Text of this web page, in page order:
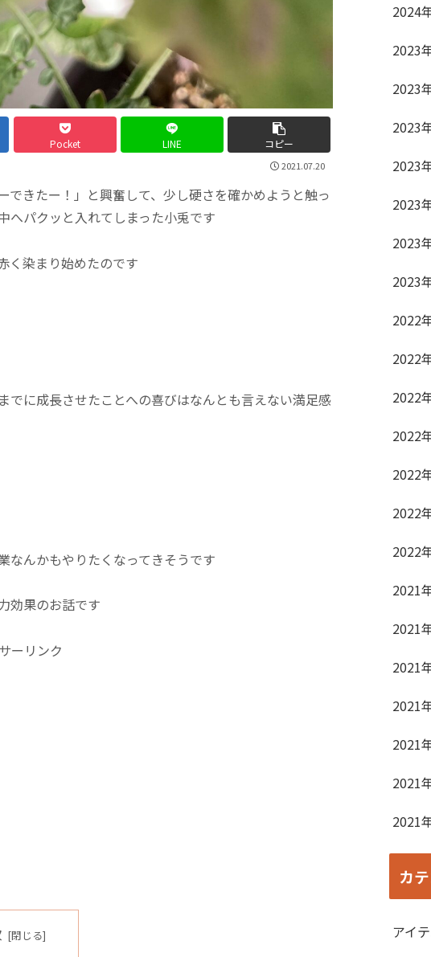
Pocket LINE コピー
2021.07.20
きたー！」と興奮して、少し硬さを確かめようと触っ
へパクッと入れてしまった小兎です
く染まり始めたのです
に成長させたことへの喜びはなんとも言えない満足感
なんかもやりたくなってきそうです
効果のお話です
ーリンク
2024
2023
2023
2023
2023
2023
2023
2023
2022
2022
2022
2022
2022
2022
2022
2021
2021
2021
2021
2021
2021
2021
カ
アイ